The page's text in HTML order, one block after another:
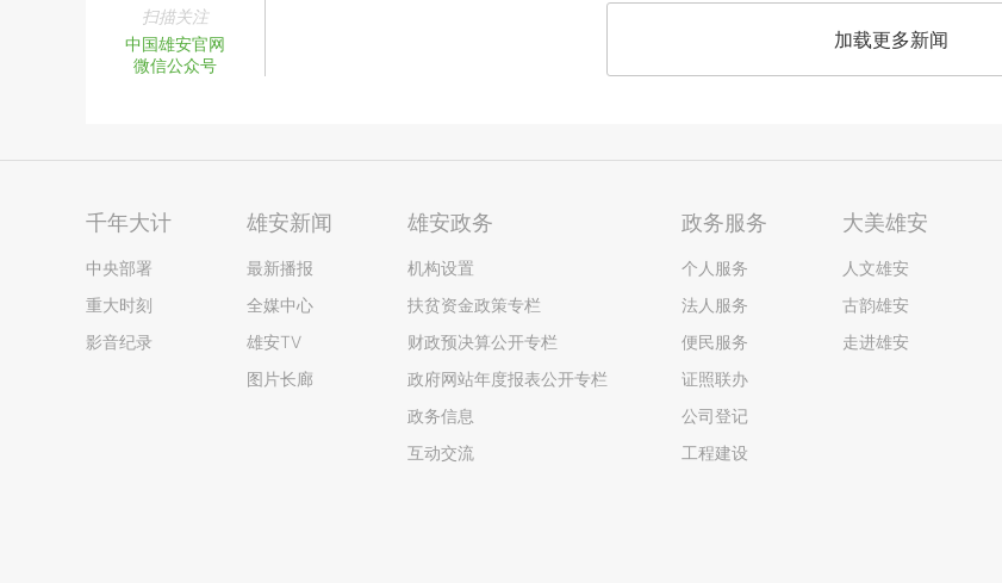
扫描关注
中国雄安官网
微信公众号
加载更多新闻
千年大计
中央部署
重大时刻
影音纪录
雄安新闻
最新播报
全媒中心
雄安TV
图片长廊
雄安政务
机构设置
扶贫资金政策专栏
财政预决算公开专栏
政府网站年度报表公开专栏
政务信息
互动交流
政务服务
个人服务
法人服务
便民服务
证照联办
公司登记
工程建设
大美雄安
人文雄安
古韵雄安
走进雄安